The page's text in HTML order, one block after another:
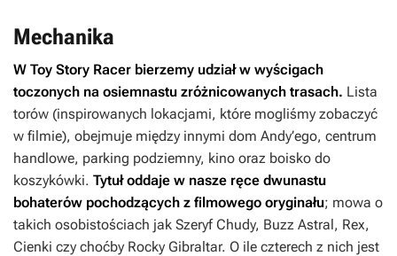
Mechanika
W Toy Story Racer bierzemy udział w wyścigach
toczonych na osiemnastu zróżnicowanych trasach. Lista
torów (inspirowanych lokacjami, które mogliśmy zobaczyć
w filmie), obejmuje między innymi dom Andy’ego, centrum
handlowe, parking podziemny, kino oraz boisko do
koszykówki. Tytuł oddaje w nasze ręce dwunastu
bohaterów pochodzących z filmowego oryginału; mowa o
takich osobistościach jak Szeryf Chudy, Buzz Astral, Rex,
Cienki czy choćby Rocky Gibraltar. O ile czterech z nich jest